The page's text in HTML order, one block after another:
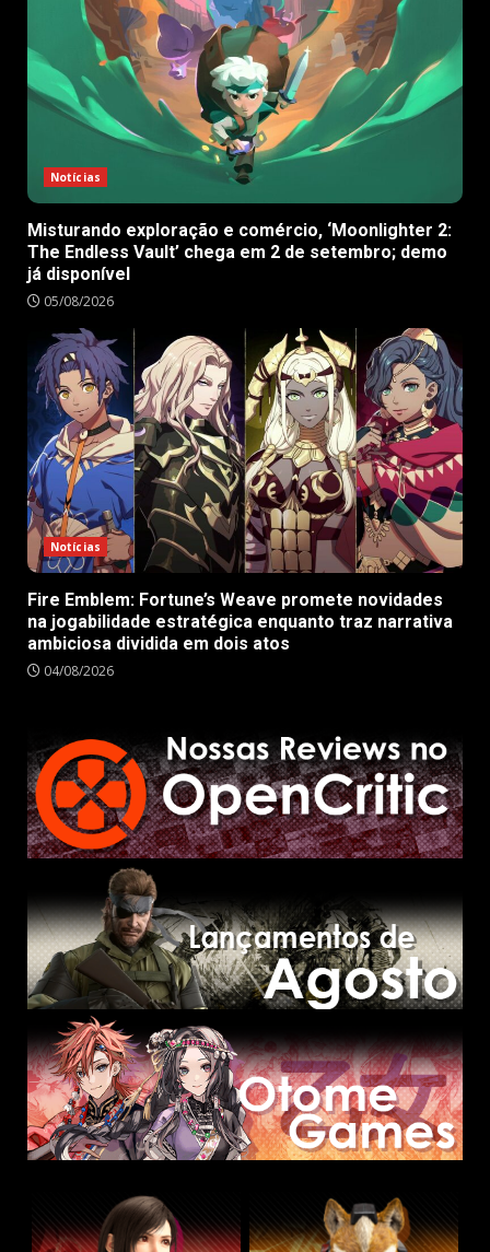
Notícias
Misturando exploração e comércio, ‘Moonlighter 2:
The Endless Vault’ chega em 2 de setembro; demo
já disponível
05/08/2026
Notícias
Fire Emblem: Fortune’s Weave promete novidades
na jogabilidade estratégica enquanto traz narrativa
ambiciosa dividida em dois atos
04/08/2026